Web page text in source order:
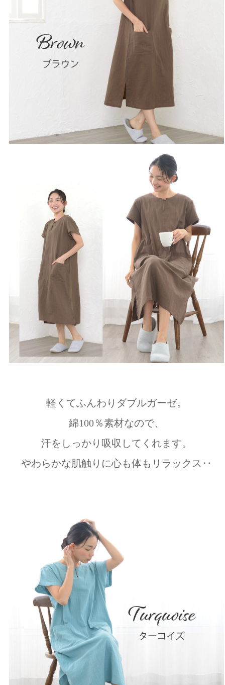
軽くてふんわりダブルガーゼ。
綿100％素材なので、
汗をしっかり吸収してくれます。
やわらかな肌触りに心も体もリラックス‥